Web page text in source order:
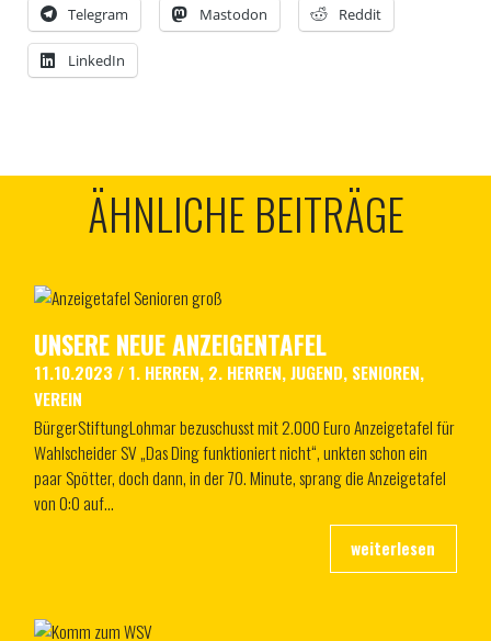
Telegram Mastodon Reddit
LinkedIn
ÄHNLICHE BEITRÄGE
UNSERE NEUE ANZEIGENTAFEL
11.10.2023 / 1. HERREN, 2. HERREN,JUGEND, SENIOREN,
VEREIN
BürgerStiftungLohmar bezuschusst mit 2.000 Euro Anzeigetafel für
Wahlscheider SV „Das Ding funktioniert nicht“, unkten schon ein
paar Spötter, doch dann, in der 70. Minute, sprang die Anzeigetafel
von 0:0 auf…